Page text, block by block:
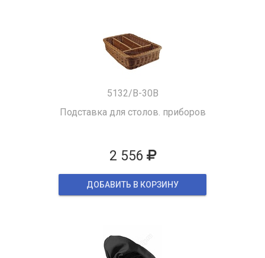
5132/B-30B
Подставка для столов. приборов
2 556
ДОБАВИТЬ В КОРЗИНУ